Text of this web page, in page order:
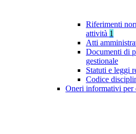
Riferimenti
attività 1
Atti
Documenti di
gestionale
Statuti e leggi
Codice
Oneri informativi per